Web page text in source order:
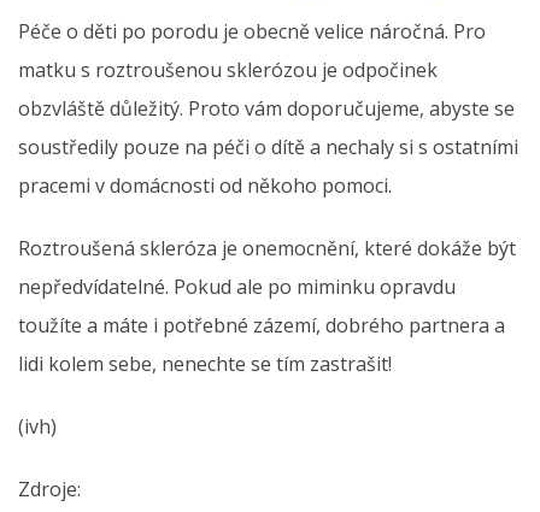
Péče o děti po porodu je obecně velice náročná. Pro
matku s roztroušenou sklerózou je odpočinek
obzvláště důležitý. Proto vám doporučujeme, abyste se
soustředily pouze na péči o dítě a nechaly si s ostatními
pracemi v domácnosti od někoho pomoci.
Roztroušená skleróza je onemocnění, které dokáže být
nepředvídatelné. Pokud ale po miminku opravdu
toužíte a máte i potřebné zázemí, dobrého partnera a
lidi kolem sebe, nenechte se tím zastrašit!
(ivh)
Zdroje: